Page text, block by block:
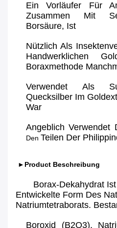
Ein Vorläufer Für
Zusammen Mit
Borsäure, Ist
Nützlich Als
Handwerklichen
Boraxmethode
Verwendet Als
Quecksilber Im
War
Angeblich Verwendet
Den Teilen Der
►Product Beschreibung
Borax-Dekahydrat
Entwickelte Form Des
Natriumtetraborats.
Boroxid (B2O3),